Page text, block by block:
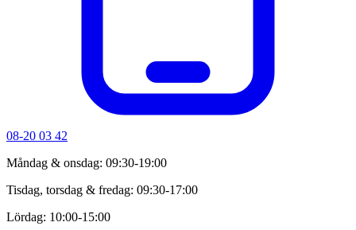
08-20 03 42
Måndag & onsdag: 09:30-19:00
Tisdag, torsdag & fredag: 09:30-17:00
Lördag: 10:00-15:00